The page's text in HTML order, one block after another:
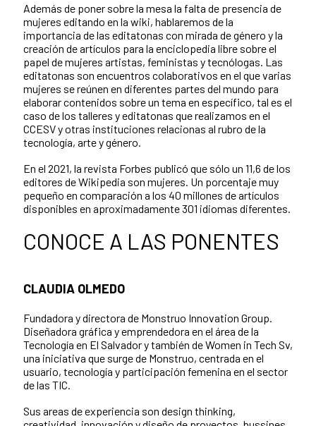
Además de poner sobre la mesa la falta de presencia de
mujeres editando en la wiki, hablaremos de la
importancia de las editatonas con mirada de género y la
creación de artículos para la enciclopedia libre sobre el
papel de mujeres artistas, feministas y tecnólogas. Las
editatonas son encuentros colaborativos en el que varias
mujeres se reúnen en diferentes partes del mundo para
elaborar contenidos sobre un tema en específico, tal es el
caso de los talleres y editatonas que realizamos en el
CCESV y otras instituciones relacionas al rubro de la
tecnología, arte y género.
En el 2021, la revista Forbes publicó que sólo un 11,6 de los
editores de Wikipedia son mujeres. Un porcentaje muy
pequeño en comparación a los 40 millones de artículos
disponibles en aproximadamente 301 idiomas diferentes.
CONOCE A LAS PONENTES
CLAUDIA OLMEDO
Fundadora y directora de Monstruo Innovation Group.
Diseñadora gráfica y emprendedora en el área de la
Tecnología en El Salvador y también de Women in Tech Sv,
una iniciativa que surge de Monstruo, centrada en el
usuario, tecnología y participación femenina en el sector
de las TIC.
Sus areas de experiencia son design thinking,